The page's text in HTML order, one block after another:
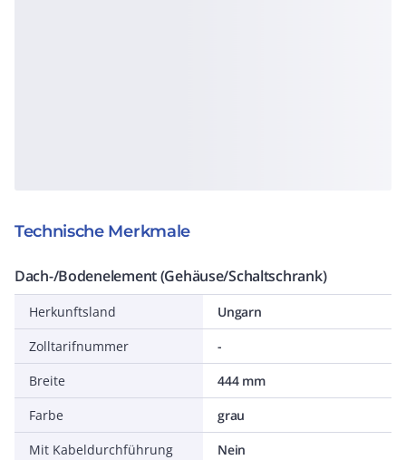
Technische Merkmale
Dach-/Bodenelement (Gehäuse/Schaltschrank)
Herkunftsland
Ungarn
Zolltarifnummer
-
Breite
444 mm
Farbe
grau
Mit Kabeldurchführung
Nein